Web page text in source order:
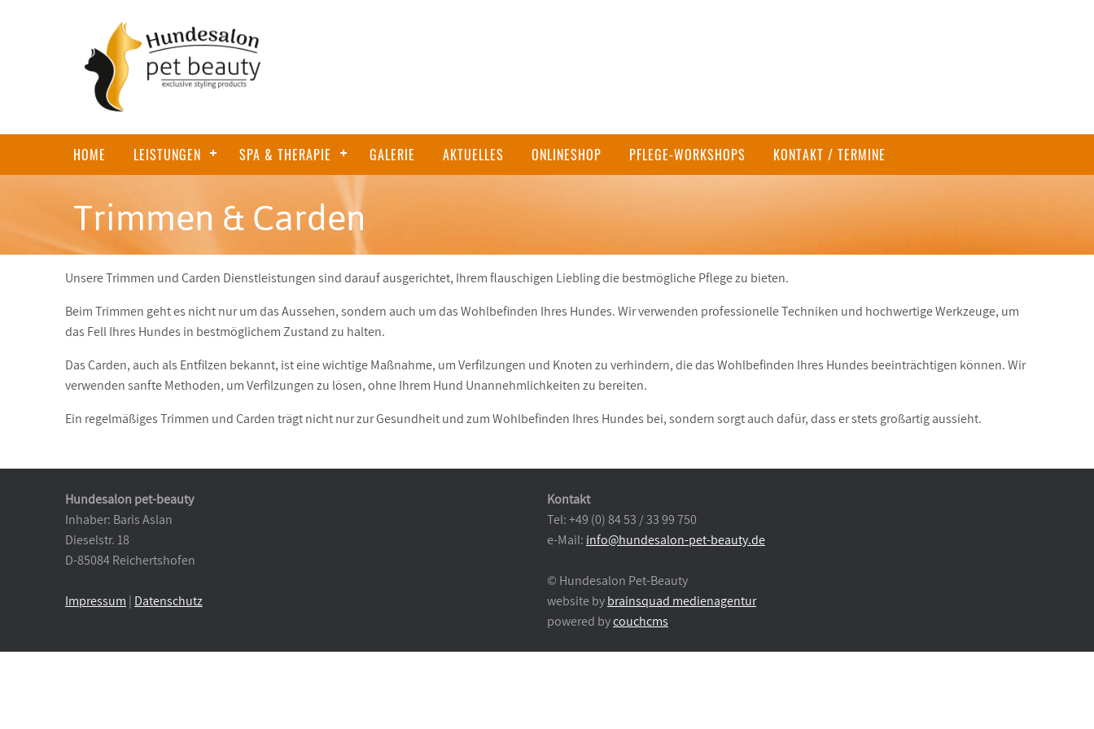
HOME LEISTUNGEN SPA & THERAPIE GALERIE AKTUELLES ONLINESHOP PFLEGE-WORKSHOPS KONTAKT / TERMINE
Trimmen & Carden
Unsere Trimmen und Carden Dienstleistungen sind darauf ausgerichtet, Ihrem flauschigen Liebling die bestmögliche Pflege zu bieten.
Beim Trimmen geht es nicht nur um das Aussehen, sondern auch um das Wohlbefinden Ihres Hundes.Wir verwenden professionelle Techniken und hochwertige Werkzeuge, um
das Fell Ihres Hundes in bestmöglichem Zustand zu halten.
Das Carden, auch als Entfilzen bekannt, ist eine wichtige Maßnahme, um Verfilzungen und Knoten zu verhindern, die das Wohlbefinden Ihres Hundes beeinträchtigen können.Wir
verwenden sanfte Methoden, um Verfilzungen zu lösen, ohne Ihrem Hund Unannehmlichkeiten zu bereiten.
Ein regelmäßiges Trimmen und Carden trägt nicht nur zur Gesundheit und zum Wohlbefinden Ihres Hundes bei, sondern sorgt auch dafür, dass er stets großartig aussieht.
Hundesalon pet-beauty
Inhaber: Baris Aslan
Dieselstr. 18
D-85084 Reichertshofen
Impressum | Datenschutz
Kontakt
Tel: +49 (0) 84 53 / 33 99 750
e-Mail: info@hundesalon-pet-beauty.de
© Hundesalon Pet-Beauty
website bybrainsquad medienagentur
powered bycouchcms